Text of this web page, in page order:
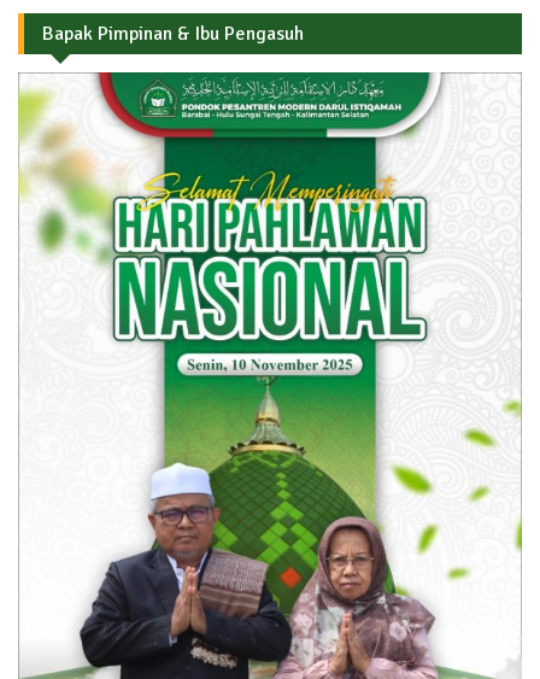
Bapak Pimpinan & Ibu Pengasuh